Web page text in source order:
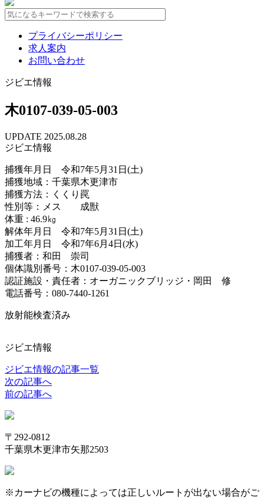
プライバシーポリシー
求人案内
お問い合わせ
ジビエ情報
木0107-039-05-003
UPDATE 2025.08.28
ジビエ情報
捕獲年月日 令和7年5月31日(土)
捕獲地域：千葉県木更津市
捕獲方法：くくり罠
性別等：メス 成獣
体重 : 46.9㎏
解体年月日 令和7年5月31日(土)
加工年月日 令和7年6月4日(水)
捕獲者：和田 崇司
個体識別番号：木0107-039-05-003
認証施設・責任者：オーガニックブリッジ・岡田 修
電話番号：080-7440-1261
放射能検査済み
ジビエ情報
ジビエ情報の記事一覧
次の記事へ
前の記事へ
〒292-0812
千葉県木更津市矢那2503
※カーナビの機種によっては正しいルートが出ない場合がご